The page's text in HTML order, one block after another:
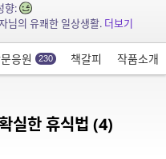
향:
님의 유쾌한 일상생활. 더보기
응원 230 책갈피 작품소개
실한 휴식법 (4)